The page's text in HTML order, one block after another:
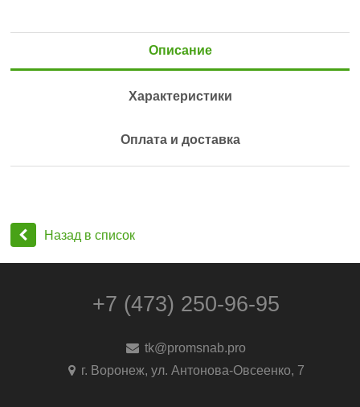
Описание
Характеристики
Оплата и доставка
Назад в список
+7 (473) 250-96-95
tk@promsnab.pro
г. Воронеж, ул. Антонова-Овсеенко, 7